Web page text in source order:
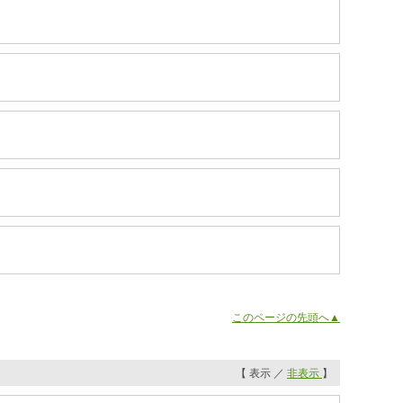
このページの先頭へ▲
【 表示 ／ 非表示 】